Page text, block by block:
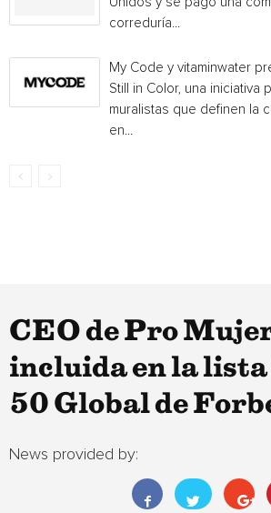
correduría...
My Code y vitaminwater
Still in Color, una iniciativa
muralistas que definen la
en...
CEO de Pro
incluida en la lista
50 Global de
News provided by: